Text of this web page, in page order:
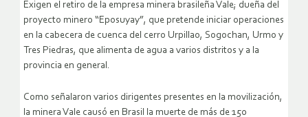
Exigen el retiro de la empresa minera brasileña Vale; dueña del
proyecto minero “Eposuyay”, que pretende iniciar operaciones
en la cabecera de cuenca del cerro Urpillao, Sogochan, Urmo y
Tres Piedras, que alimenta de agua a varios distritos y a la
provincia en general.
Como señalaron varios dirigentes presentes en la movilización,
la minera Vale causó en Brasil la muerte de más de 150